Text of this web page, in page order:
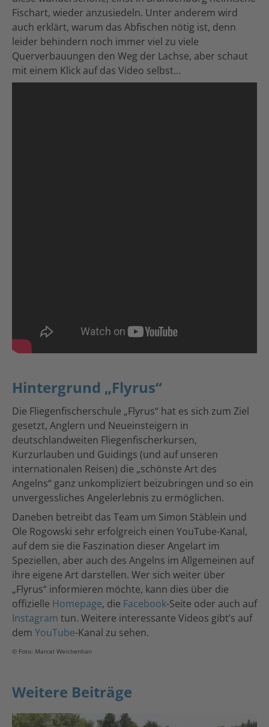
Fischart, wieder anzusiedeln. Unter anderem wird
auch erklärt, warum das Abfischen nötig ist, denn
leider behindern noch immer viel zu viele
Querverbauungen den Weg der Lachse, aber schaut
mit einem Klick auf das Video selbst…
Hintergrund „Flyrus“
Die Fliegenfischerschule „Flyrus“ hat es sich zum Ziel
gesetzt, Anglern und Neueinsteigern in
deutschlandweiten Fliegenfischerkursen,
Kurzurlauben und Guidings (und auf unseren
internationalen Reisen) die „schönste Art des
Angelns“ ganz unkompliziert beizubringen und so ein
unvergessliches Angelerlebnis zu ermöglichen.
Daneben betreibt das Team um Simon Stäblein und
Ole Rogowski sehr erfolgreich einen YouTube-Kanal,
auf dem sie die Faszination dieser Angelart im
Speziellen, aber auch des Angelns im Allgemeinen auf
ihre eigene Art darstellen. Wer sich weiter über
„Flyrus“ informieren möchte, kann dies über die
offizielle Homepage, die Facebook-Seite oder auch auf
Instagram tun. Weitere interessante Videos gibt’s auf
dem YouTube-Kanal zu sehen.
© Foto: Marcel Weichenhan
Weitere Beiträge